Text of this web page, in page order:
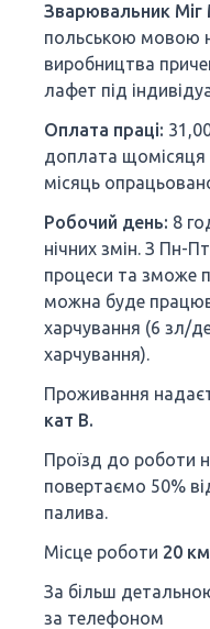
Зварювальник Міг
польською мовою
виробництва
лафет під
Оплата праці:
доплата
місяць
Робочий день: 8
нічних змін. З Пн-
процеси та зможе
можна буде
харчування (6 зл/
харчування).
Проживання
кат В.
Проїзд до роботи
повертаємо 50%
палива.
Місце роботи 20
За більш
за телефоном